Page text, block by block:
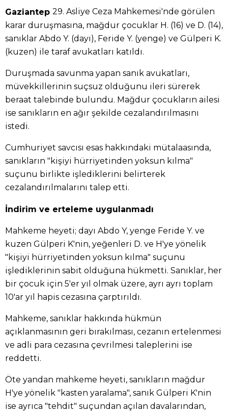
Gaziantep 29. Asliye Ceza Mahkemesi'nde görülen
karar duruşmasına, mağdur çocuklar H. (16) ve D. (14),
sanıklar Abdo Y. (dayı), Feride Y. (yenge) ve Gülperi K.
(kuzen) ile taraf avukatları katıldı.
Duruşmada savunma yapan sanık avukatları,
müvekkillerinin suçsuz olduğunu ileri sürerek
beraat talebinde bulundu. Mağdur çocukların ailesi
ise sanıkların en ağır şekilde cezalandırılmasını
istedi.
Cumhuriyet savcısı esas hakkındaki mütalaasında,
sanıkların "kişiyi hürriyetinden yoksun kılma"
suçunu birlikte işlediklerini belirterek
cezalandırılmalarını talep etti.
İndirim ve erteleme uygulanmadı
Mahkeme heyeti; dayı Abdo Y, yenge Feride Y. ve
kuzen Gülperi K'nin, yeğenleri D. ve H'ye yönelik
"kişiyi hürriyetinden yoksun kılma" suçunu
işlediklerinin sabit olduğuna hükmetti. Sanıklar, her
bir çocuk için 5'er yıl olmak üzere, ayrı ayrı toplam
10'ar yıl hapis cezasına çarptırıldı.
Mahkeme, sanıklar hakkında hükmün
açıklanmasının geri bırakılması, cezanın ertelenmesi
ve adli para cezasına çevrilmesi taleplerini ise
reddetti.
Öte yandan mahkeme heyeti, sanıkların mağdur
H'ye yönelik "kasten yaralama", sanık Gülperi K'nin
ise ayrıca "tehdit" suçundan açılan davalarından,